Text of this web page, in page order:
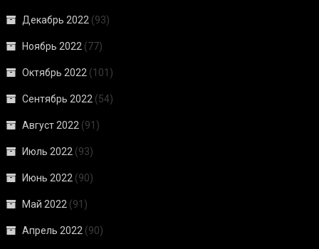
Декабрь 2022 (93)
Ноябрь 2022 (77)
Октябрь 2022 (101)
Сентябрь 2022 (54)
Август 2022 (91)
Июль 2022 (93)
Июнь 2022 (90)
Май 2022 (91)
Апрель 2022 (90)